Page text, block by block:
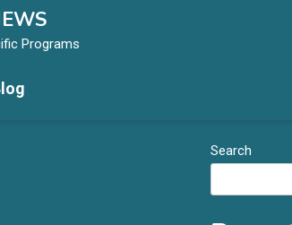
Programs
Search